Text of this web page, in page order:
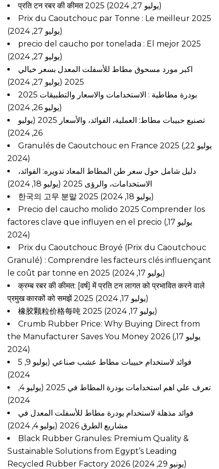
प्रति टन रबर की कीमत 2025
(يوليو 27, 2024)
Prix du Caoutchouc par Tonne : Le meilleur 2025
(يوليو 27, 2024)
precio del caucho por tonelada : El mejor 2025
(يوليو 27, 2024)
اكبر مورد مسحوق مطاط للأسفلت المعدل بسعر خيالي
2025 (يوليو 27, 2024)
بودرة مطاطية : الاستخدامات والاسعار والتطبيقات 2025
(يوليو 26, 2024)
تصنيع حبيبات مطاط: العملية، الفوائد، والأسعار 2025
(يوليو
26, 2024)
Granulés de Caoutchouc en France 2025 (يوليو 22,
2024)
دليل شامل حول سعر طن المطاط المعاد تدويره: الفوائد،
الاستخدامات، والرؤى 2025
(يوليو 18, 2024)
한국의 고무 분말 2025
(يوليو 18, 2024)
Precio del caucho molido 2025 Comprender los
factores clave que influyen en el precio (يوليو 17,
2024)
Prix du Caoutchouc Broyé (Prix du Caoutchouc
Granulé) : Comprendre les facteurs clés influençant
le coût par tonne en 2025
(يوليو 17, 2024)
क्रम्ब रबर की कीमत: [वर्ष] में प्रति टन लागत को प्रभावित करने वाले
प्रमुख कारकों को समझें 2025
(يوليو 17, 2024)
橡胶颗粒价格每吨 2025
(يوليو 17, 2024)
Crumb Rubber Price: Why Buying Direct from
the Manufacturer Saves You Money 2026 (يوليو 17,
2024)
5 فوائد لاستخدام حبيبات مطاط عشب صناعي
(يوليو 9,
2024)
تعرف علي اهم استخدامات بودرة المطاط في 2025
(يوليو 4,
2024)
فوائد مذهلة لاستخدام بودرة مطاط للأسفلت المعدل في
مشاريع الطرق 2026
(يوليو 4, 2024)
Black Rubber Granules: Premium Quality &
Sustainable Solutions from Egypt’s Leading
Recycled Rubber Factory 2026
(يونيو 29, 2024)